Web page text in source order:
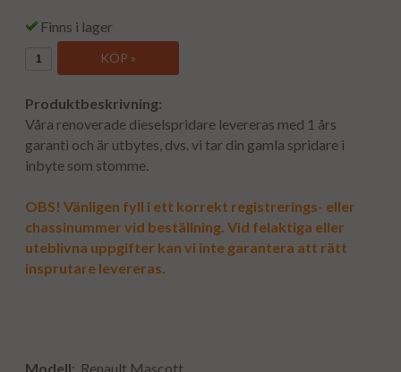
Finns i lager
KÖP »
Produktbeskrivning:
Våra renoverade dieselspridare levereras med 1 års
garanti och är utbytes, dvs. vi tar din gamla spridare i
inbyte som stomme.
OBS! Vänligen fyll i ett korrekt registrerings- eller
chassinummer vid beställning. Vid felaktiga eller
uteblivna uppgifter kan vi inte garantera att rätt
insprutare levereras.
Modell: Renault Mascott